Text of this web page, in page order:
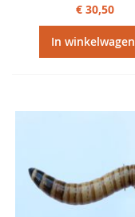
€ 30,50
In winkelwagen